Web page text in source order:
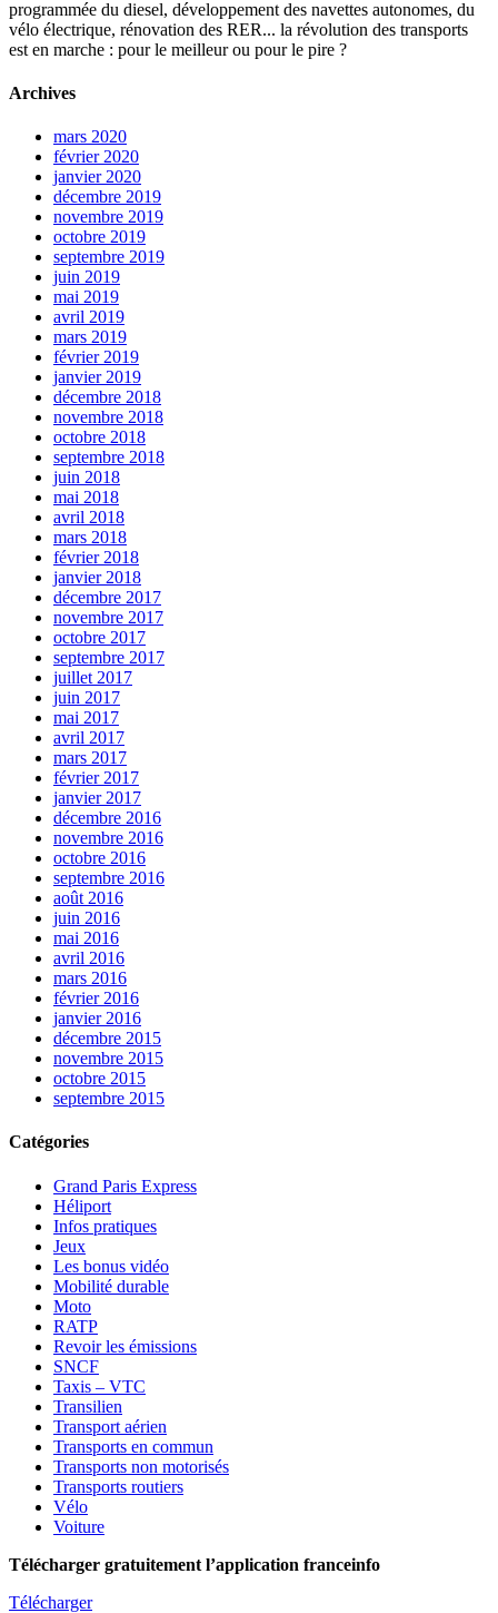
programmée du diesel, développement des navettes autonomes, du
vélo électrique, rénovation des RER... la révolution des transports
est en marche : pour le meilleur ou pour le pire ?
Archives
mars 2020
février 2020
janvier 2020
décembre 2019
novembre 2019
octobre 2019
septembre 2019
juin 2019
mai 2019
avril 2019
mars 2019
février 2019
janvier 2019
décembre 2018
novembre 2018
octobre 2018
septembre 2018
juin 2018
mai 2018
avril 2018
mars 2018
février 2018
janvier 2018
décembre 2017
novembre 2017
octobre 2017
septembre 2017
juillet 2017
juin 2017
mai 2017
avril 2017
mars 2017
février 2017
janvier 2017
décembre 2016
novembre 2016
octobre 2016
septembre 2016
août 2016
juin 2016
mai 2016
avril 2016
mars 2016
février 2016
janvier 2016
décembre 2015
novembre 2015
octobre 2015
septembre 2015
Catégories
Grand Paris Express
Héliport
Infos pratiques
Jeux
Les bonus vidéo
Mobilité durable
Moto
RATP
Revoir les émissions
SNCF
Taxis – VTC
Transilien
Transport aérien
Transports en commun
Transports non motorisés
Transports routiers
Vélo
Voiture
Télécharger gratuitement l’application franceinfo
Télécharger